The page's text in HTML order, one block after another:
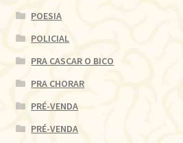
POESIA
POLICIAL
PRA CASCAR O BICO
PRA CHORAR
PRÉ-VENDA
PRÉ-VENDA